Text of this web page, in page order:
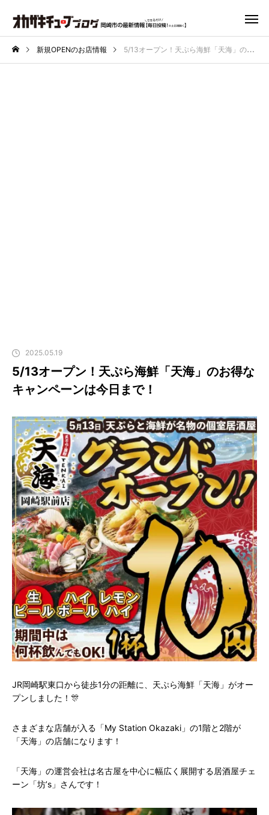
新規OPENのお店情報 5/13オープン！天ぷら海鮮「天海」のお得なキャンペーンは今日まで！
2025.05.19
5/13オープン！天ぷら海鮮「天海」のお得な
キャンペーンは今日まで！
JR岡崎駅東口から徒歩1分の距離に、天ぷら海鮮「天海」がオー
プンしました！🎊
さまざまな店舗が入る「My Station Okazaki」の1階と2階が
「天海」の店舗になります！
「天海」の運営会社は名古屋を中心に幅広く展開する居酒屋チェ
ーン「坊’s」さんです！